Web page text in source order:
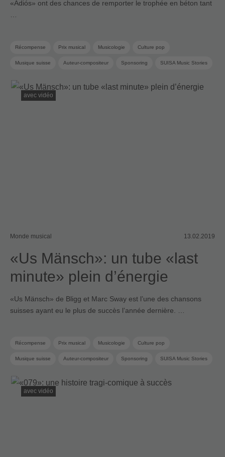
«Adiós» ont des chances de remporter le trophée en béton tant
Récompense Prix musical Musicologie Culture pop
Musique suisse Auteur-compositeur Sponsoring SUISA Music Stories
avec vidéo
Monde musical 13.02.2019
«Us Mänsch»: un tube «last
minute» plein d’énergie
«Us Mänsch» de Bligg et Marc Sway est l’une des chansons
suisses ayant eu le plus de succès l’année dernière. …
Récompense Prix musical Musicologie Culture pop
Musique suisse Auteur-compositeur Sponsoring SUISA Music Stories
avec vidéo